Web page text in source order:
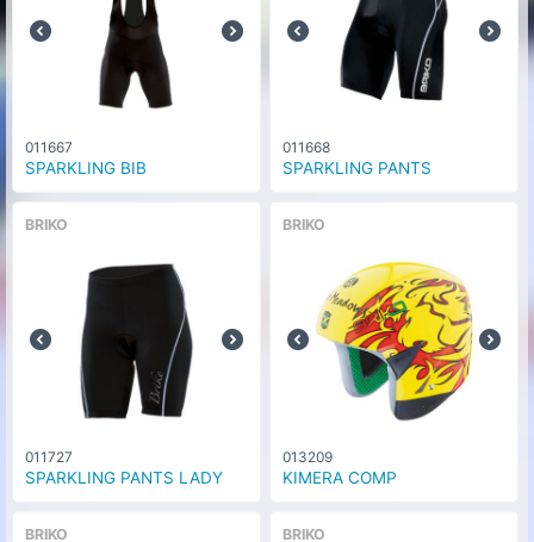
011667
SPARKLING BIB
011668
SPARKLING PANTS
BRIKO
011727
SPARKLING PANTS LADY
BRIKO
013209
KIMERA COMP
BRIKO BRIKO